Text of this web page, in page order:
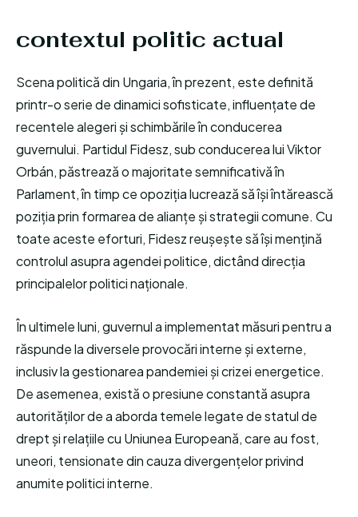
contextul politic actual
Scena politică din Ungaria, în prezent, este definită
printr-o serie de dinamici sofisticate, influențate de
recentele alegeri și schimbările în conducerea
guvernului. Partidul Fidesz, sub conducerea lui Viktor
Orbán, păstrează o majoritate semnificativă în
Parlament, în timp ce opoziția lucrează să își întărească
poziția prin formarea de alianțe și strategii comune. Cu
toate aceste eforturi, Fidesz reușește să își mențină
controlul asupra agendei politice, dictând direcția
principalelor politici naționale.
În ultimele luni, guvernul a implementat măsuri pentru a
răspunde la diversele provocări interne și externe,
inclusiv la gestionarea pandemiei și crizei energetice.
De asemenea, există o presiune constantă asupra
autorităților de a aborda temele legate de statul de
drept și relațiile cu Uniunea Europeană, care au fost,
uneori, tensionate din cauza divergențelor privind
anumite politici interne.